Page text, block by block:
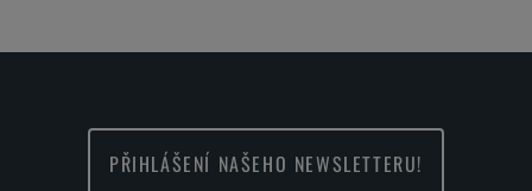
PŘIHLÁŠENÍ NAŠEHO NEWSLETTERU!